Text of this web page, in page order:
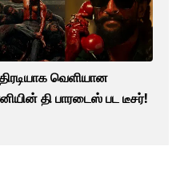
வெளியான
தி பாரடைஸ் பட டீசர்!